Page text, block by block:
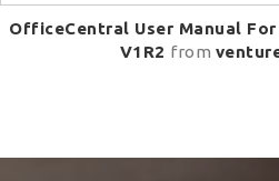
OfficeCentral User Manual
V1R2 from